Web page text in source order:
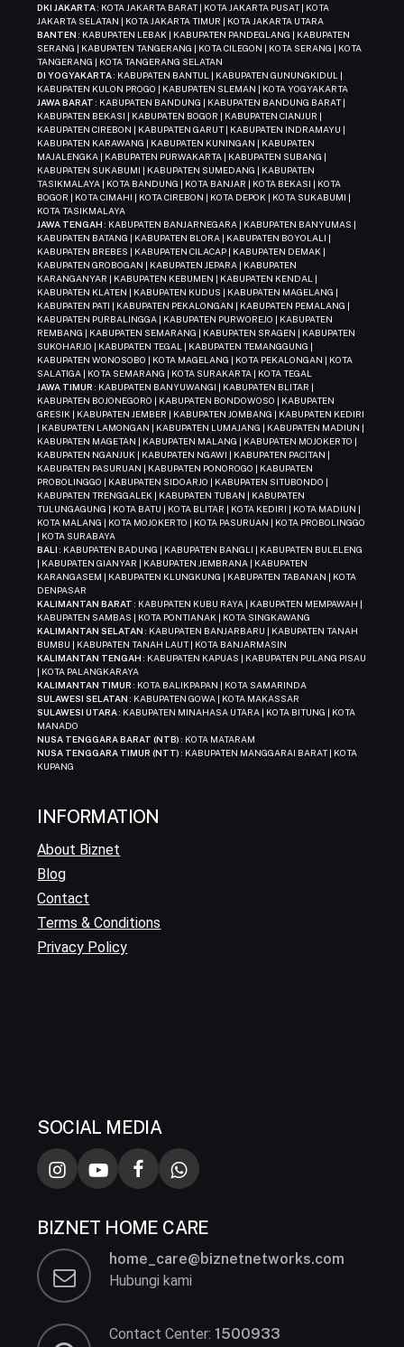
DKI JAKARTA: KOTA JAKARTA BARAT | KOTA JAKARTA PUSAT | KOTA
JAKARTA SELATAN | KOTA JAKARTA TIMUR | KOTA JAKARTA UTARA
BANTEN : KABUPATEN LEBAK | KABUPATEN PANDEGLANG | KABUPATEN
SERANG | KABUPATEN TANGERANG | KOTA CILEGON | KOTA SERANG | KOTA
TANGERANG | KOTA TANGERANG SELATAN
DI YOGYAKARTA: KABUPATEN BANTUL | KABUPATEN GUNUNGKIDUL |
KABUPATEN KULON PROGO | KABUPATEN SLEMAN | KOTA YOGYAKARTA
JAWA BARAT : KABUPATEN BANDUNG | KABUPATEN BANDUNG BARAT |
KABUPATEN BEKASI | KABUPATEN BOGOR | KABUPATEN CIANJUR |
KABUPATEN CIREBON | KABUPATEN GARUT | KABUPATEN INDRAMAYU |
KABUPATEN KARAWANG | KABUPATEN KUNINGAN | KABUPATEN
MAJALENGKA | KABUPATEN PURWAKARTA | KABUPATEN SUBANG |
KABUPATEN SUKABUMI | KABUPATEN SUMEDANG | KABUPATEN
TASIKMALAYA | KOTA BANDUNG | KOTA BANJAR | KOTA BEKASI | KOTA
BOGOR | KOTA CIMAHI | KOTA CIREBON | KOTA DEPOK | KOTA SUKABUMI |
KOTA TASIKMALAYA
JAWA TENGAH : KABUPATEN BANJARNEGARA | KABUPATEN BANYUMAS |
KABUPATEN BATANG | KABUPATEN BLORA | KABUPATEN BOYOLALI |
KABUPATEN BREBES | KABUPATEN CILACAP | KABUPATEN DEMAK |
KABUPATEN GROBOGAN | KABUPATEN JEPARA | KABUPATEN
KARANGANYAR | KABUPATEN KEBUMEN | KABUPATEN KENDAL |
KABUPATEN KLATEN | KABUPATEN KUDUS | KABUPATEN MAGELANG |
KABUPATEN PATI | KABUPATEN PEKALONGAN | KABUPATEN PEMALANG |
KABUPATEN PURBALINGGA | KABUPATEN PURWOREJO | KABUPATEN
REMBANG | KABUPATEN SEMARANG | KABUPATEN SRAGEN | KABUPATEN
SUKOHARJO | KABUPATEN TEGAL | KABUPATEN TEMANGGUNG |
KABUPATEN WONOSOBO | KOTA MAGELANG | KOTA PEKALONGAN | KOTA
SALATIGA | KOTA SEMARANG | KOTA SURAKARTA | KOTA TEGAL
JAWA TIMUR : KABUPATEN BANYUWANGI | KABUPATEN BLITAR |
KABUPATEN BOJONEGORO | KABUPATEN BONDOWOSO | KABUPATEN
GRESIK | KABUPATEN JEMBER | KABUPATEN JOMBANG | KABUPATEN KEDIRI
| KABUPATEN LAMONGAN | KABUPATEN LUMAJANG | KABUPATEN MADIUN |
KABUPATEN MAGETAN | KABUPATEN MALANG | KABUPATEN MOJOKERTO |
KABUPATEN NGANJUK | KABUPATEN NGAWI | KABUPATEN PACITAN |
KABUPATEN PASURUAN | KABUPATEN PONOROGO | KABUPATEN
PROBOLINGGO | KABUPATEN SIDOARJO | KABUPATEN SITUBONDO |
KABUPATEN TRENGGALEK | KABUPATEN TUBAN | KABUPATEN
TULUNGAGUNG | KOTA BATU | KOTA BLITAR | KOTA KEDIRI | KOTA MADIUN |
KOTA MALANG | KOTA MOJOKERTO | KOTA PASURUAN | KOTA PROBOLINGGO
| KOTA SURABAYA
BALI : KABUPATEN BADUNG | KABUPATEN BANGLI | KABUPATEN BULELENG
| KABUPATEN GIANYAR | KABUPATEN JEMBRANA | KABUPATEN
KARANGASEM | KABUPATEN KLUNGKUNG | KABUPATEN TABANAN | KOTA
DENPASAR
KALIMANTAN BARAT : KABUPATEN KUBU RAYA | KABUPATEN MEMPAWAH |
KABUPATEN SAMBAS | KOTA PONTIANAK | KOTA SINGKAWANG
KALIMANTAN SELATAN : KABUPATEN BANJARBARU | KABUPATEN TANAH
BUMBU | KABUPATEN TANAH LAUT | KOTA BANJARMASIN
KALIMANTAN TENGAH : KABUPATEN KAPUAS | KABUPATEN PULANG PISAU
| KOTA PALANGKARAYA
KALIMANTAN TIMUR : KOTA BALIKPAPAN | KOTA SAMARINDA
SULAWESI SELATAN : KABUPATEN GOWA | KOTA MAKASSAR
SULAWESI UTARA: KABUPATEN MINAHASA UTARA | KOTA BITUNG | KOTA
MANADO
NUSA TENGGARA BARAT (NTB) : KOTA MATARAM
NUSA TENGGARA TIMUR (NTT) : KABUPATEN MANGGARAI BARAT | KOTA
KUPANG
INFORMATION
About Biznet
Blog
Contact
Terms & Conditions
Privacy Policy
SOCIAL MEDIA
BIZNET HOME CARE
home_care@biznetnetworks.com
Hubungi kami
Contact Center: 1500933